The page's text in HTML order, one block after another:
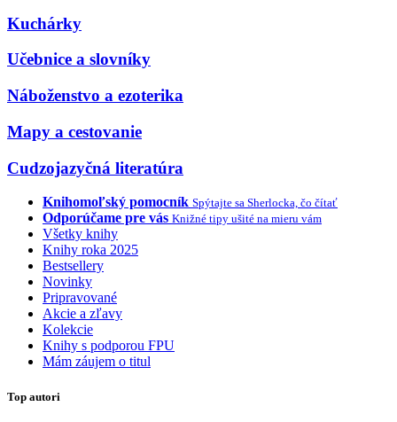
Kuchárky
Učebnice a slovníky
Náboženstvo a ezoterika
Mapy a cestovanie
Cudzojazyčná literatúra
Knihomoľský pomocník Spýtajte sa Sherlocka, čo čítať
Odporúčame pre vás Knižné tipy ušité na mieru vám
Všetky knihy
Knihy roka 2025
Bestsellery
Novinky
Pripravované
Akcie a zľavy
Kolekcie
Knihy s podporou FPU
Mám záujem o titul
Top autori